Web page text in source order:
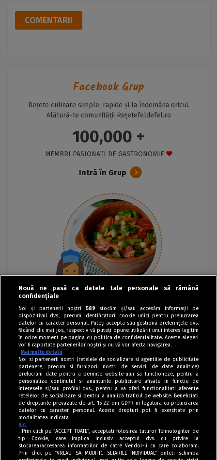
COMENTARII
Facebook Grup
Rețete culinare simple, rapide și la îndemâna oricui.
Alătură-te comunității Rețetefeldefel.ro
100,000 +
MEMBRI PASIONAȚI DE GASTRONOMIE
Intră în Grup
Nouă ne pasă ca datele tale personale să rămână
confidențiale
Noi și partenerii noștri 589 stocăm și/sau accesăm informații pe
dispozitivul dvs., precum identificatorii cookie unici pentru prelucrarea
datelor cu caracter personal. Puteți accepta sau gestiona preferințele dvs.
făcând clic mai jos, respectiv vă puteți opune utilizării unui interes legitim
în orice moment pe pagina cu politica de confidențialitate. Aceste alegeri
vor fi raportate partenerilor noștri și nu vă vor afecta navigarea.
Mai multe detalii
Noi si partenerii nostri (retelele de socializare si agentiile de publicitate
partenere, precum si furnizorii nostri de servicii de date analitice)
prelucram date pentru a permite website-ului sa functioneze, pentru a
personaliza continutul si anunturile publicitare afisate in functie de
interesele si/sau profilul dvs., pentru a va oferi functionalitati aferente
retelelor de socializare si pentru a analiza traficul pe website. Beneficiati
de drepturile prevazute de art. 15-22 din GDPR in legatura cu prelucrarea
datelor cu caracter personal. Aceste drepturi pot fi exercitate prin
modalitatea indicata
aici
. Prin click pe “ACCEPT TOATE”, acceptati folosirea tuturor Tehnologiilor de
tip Cookie, care implica inclusiv acceptul dvs. cu privire la
stocarea/accesarea informatiilor de catre Vendor-ii cu care colaboram.
Prin click pe “VREAU SA MODIFIC SETARILE INDIVIDUAL” puteti schimba